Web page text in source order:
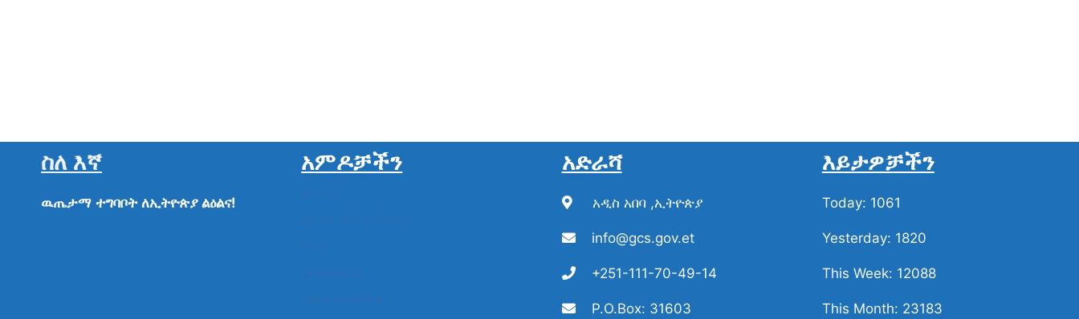
ስለ እኛ
ዉጤታማ ተግባቦት ለኢትዮጵያ ልዕልና!
አምዶቻችን አድራሻ
አዲስ አበባ ,ኢትዮጵያ
info@gcs.gov.et
+251-111-70-49-14
P.O.Box: 31603
እይታዎቻችን
Today: 1061
Yesterday: 1820
This Week: 12088
This Month: 23183